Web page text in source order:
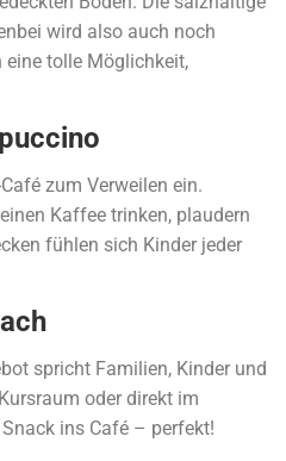
wird also auch noch
tolle Möglichkeit,
zum Verweilen ein.
Kaffee trinken, plaudern
fühlen sich Kinder jeder
spricht Familien, Kinder und
oder direkt im
ins Café – perfekt!